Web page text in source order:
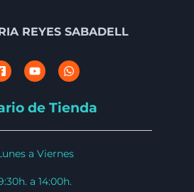
REYES SABADELL
de Tienda
a Viernes
a 14:00h.